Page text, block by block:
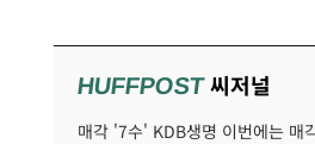
HUFFPOST씨저널
매각 '7수' KDB생명 이번에는 매